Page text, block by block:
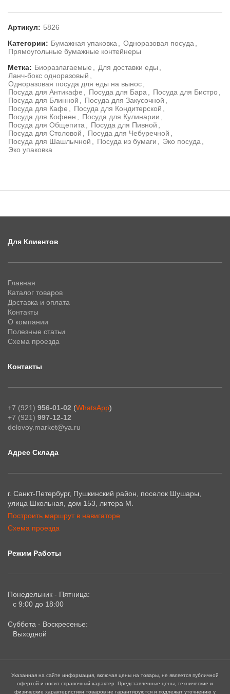
Артикул: 5826
Категории: Бумажная упаковка, Одноразовая посуда,
Прямоугольные бумажные контейнеры
Метка: Биоразлагаемые , Для доставки еды ,
Ланч-бокс одноразовый ,
Одноразовая посуда для еды на вынос,
Посуда для Антикафе , Посуда для Бара, Посуда для Бистро ,
Посуда для Блинной , Посуда для Закусочной ,
Посуда для Кафе , Посуда для Кондитерской ,
Посуда для Кофеен , Посуда для Кулинарии ,
Посуда для Общепита, Посуда для Пивной ,
Посуда для Столовой , Посуда для Чебуречной ,
Посуда для Шашлычной , Посуда из бумаги , Эко посуда,
Эко упаковка
Для Клиентов
Главная
Каталог товаров
Доставка и оплата
Контакты
О компании
Полезные статьи
Схема проезда
Контакты
+7 (921) 956-01-02 (WhatsApp)
+7 (921) 997-12-12
delovoy.market@ya.ru
Адрес Склада
г. Санкт-Петербург, Пушкинский район, поселок Шушары,
улица Школьная, дом 153, литера М.
Построить маршрут в навигаторе
Схема проезда
Режим Работы
Понедельник - Пятница:
с 9:00 до 18:00
Суббота - Воскресенье:
Выходной
Указанная на сайте информация, включая цены на товары, не является публичной
офертой и носит справочный характер. Представленные цены, технические и
физические характеристики товаров не гарантируются и подлежат уточнению у